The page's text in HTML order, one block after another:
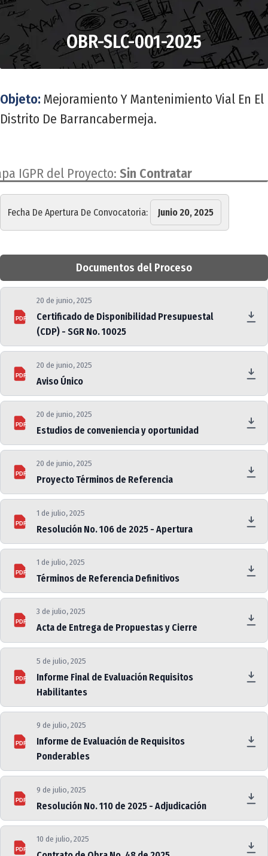
OBR-SLC-001-2025
Objeto: Mejoramiento Y Mantenimiento Vial En El
Distrito De Barrancabermeja.
IGPR del Proyecto: Sin Contratar
Fecha De Apertura De Convocatoria: Junio 20, 2025
Documentos del Proceso
PDF
20 de junio, 2025
Certificado de Disponibilidad Presupuestal
(CDP) - SGR No. 10025
PDF
20 de junio, 2025
Aviso Único
PDF
20 de junio, 2025
Estudios de conveniencia y oportunidad
PDF
20 de junio, 2025
Proyecto Términos de Referencia
PDF
1 de julio, 2025
Resolución No. 106 de 2025 - Apertura
PDF
1 de julio, 2025
Términos de Referencia Definitivos
PDF
3 de julio, 2025
Acta de Entrega de Propuestas y Cierre
PDF
5 de julio, 2025
Informe Final de Evaluación Requisitos
Habilitantes
PDF
9 de julio, 2025
Informe de Evaluación de Requisitos
Ponderables
PDF
9 de julio, 2025
Resolución No. 110 de 2025 - Adjudicación
PDF
10 de julio, 2025